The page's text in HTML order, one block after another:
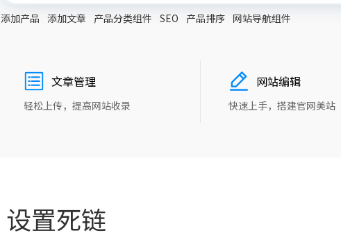
添加产品 添加文章 产品分类组件 SEO 产品排序 网站导航组件
文章管理
轻松上传，提高网站收录
网站编辑
快速上手，搭建官网美站
设置死链